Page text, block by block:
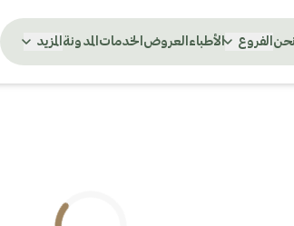
الفروع الأطباء العروض الخدمات المدونة المزيد